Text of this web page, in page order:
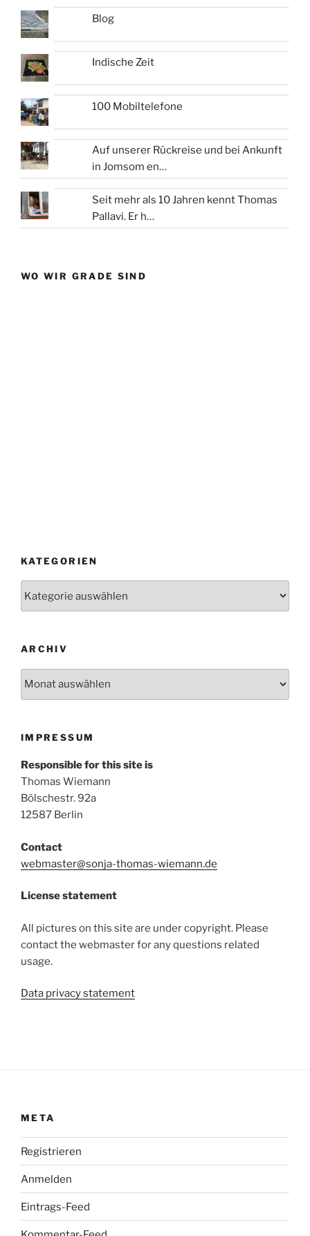
Blog
Indische Zeit
100 Mobiltelefone
Auf unserer Rückreise und bei Ankunft
in Jomsom en…
Seit mehr als 10 Jahren kennt Thomas
Pallavi. Er h…
WO WIR GRADE SIND
KATEGORIEN
ARCHIV
IMPRESSUM
Responsible for this site is
Thomas Wiemann
Bölschestr. 92a
12587 Berlin
Contact
webmaster@sonja-thomas-wiemann.de
License statement
All pictures on this site are under copyright. Please
contact the webmaster for any questions related
usage.
Data privacy statement
META
Registrieren
Anmelden
Eintrags-Feed